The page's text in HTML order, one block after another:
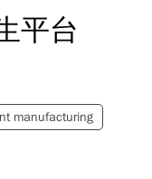
平台
manufacturing